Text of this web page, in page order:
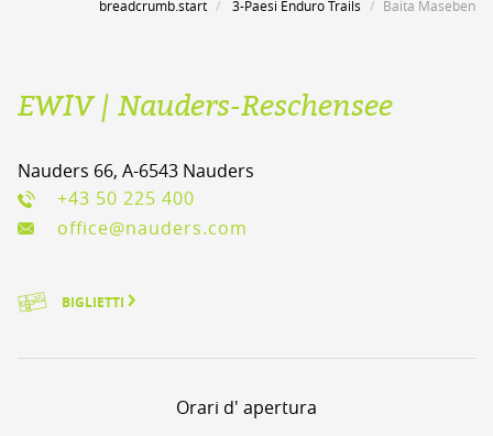
breadcrumb.start 3-Paesi Enduro Trails Baita Maseben
EWIV | Nauders-Reschensee
Nauders 66, A-6543 Nauders
+43 50 225 400
office@nauders.com
BIGLIETTI
Orari d' apertura